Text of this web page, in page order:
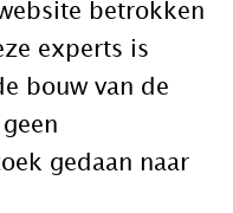
betrokken
experts is
bouw van de
gedaan naar